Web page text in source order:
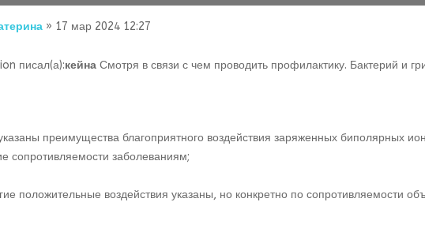
» 17 мар 2024 12:27
писал(а):кейна Смотря в связи с чем проводить профилактику. Бактерий и
преимущества благоприятного воздействия заряженных биполярных
сопротивляемости заболеваниям;
положительные воздействия указаны, но конкретно по сопротивляемости